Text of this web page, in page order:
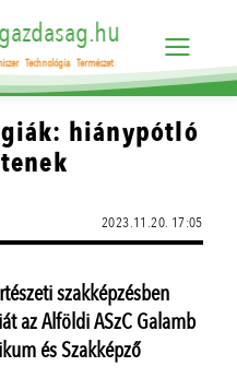
Technológia Természet
hiánypótló
2023.11.20. 17:05
szakképzésben
az Alföldi ASzC Galamb
és Szakképző